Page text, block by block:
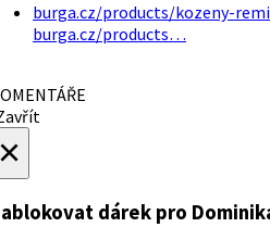
burga.cz/products/kozeny-
burga.cz/products…
dárek pro